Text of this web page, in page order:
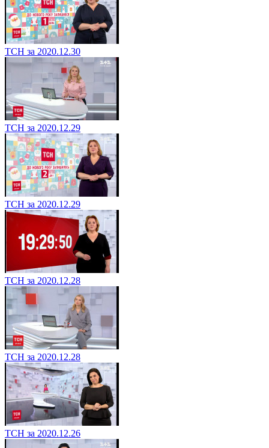
ТСН за 2020.12.30
ТСН за 2020.12.29
ТСН за 2020.12.29
ТСН за 2020.12.28
ТСН за 2020.12.28
ТСН за 2020.12.26